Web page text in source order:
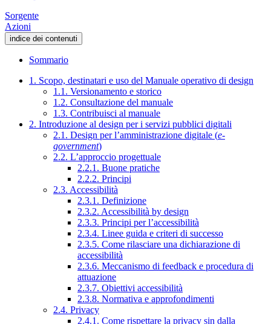
Sorgente
Azioni
indice dei contenuti
Sommario
1. Scopo, destinatari e uso del Manuale operativo di design
1.1. Versionamento e storico
1.2. Consultazione del manuale
1.3. Contribuisci al manuale
2. Introduzione al design per i servizi pubblici digitali
2.1. Design per l’amministrazione digitale (e-
government)
2.2. L’approccio progettuale
2.2.1. Buone pratiche
2.2.2. Principi
2.3. Accessibilità
2.3.1. Definizione
2.3.2. Accessibilità by design
2.3.3. Principi per l’accessibilità
2.3.4. Linee guida e criteri di successo
2.3.5. Come rilasciare una dichiarazione di
accessibilità
2.3.6. Meccanismo di feedback e procedura di
attuazione
2.3.7. Obiettivi accessibilità
2.3.8. Normativa e approfondimenti
2.4. Privacy
2.4.1. Come rispettare la privacy sin dalla